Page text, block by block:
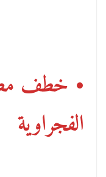
• خطف
الفجراوية